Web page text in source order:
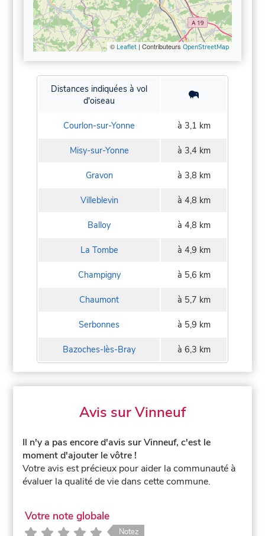
© Leaflet| Contributeurs OpenStreetMap
Distances indiquées à vol
d'oiseau
Courlon-sur-Yonne à 3,1 km
Misy-sur-Yonne à 3,4 km
Gravon à 3,8 km
Villeblevin à 4,8 km
Balloy à 4,8 km
La Tombe à 4,9 km
Champigny à 5,6 km
Chaumont à 5,7 km
Serbonnes à 5,9 km
Bazoches-lès-Bray à 6,3 km
Avis sur Vinneuf
Il n'y a pas encore d'avis sur Vinneuf, c'est le
moment d'ajouter le vôtre !
Votre avis est précieux pour aider la communauté à
évaluer la qualité de vie dans cette commune.
Votre note globale
Notez